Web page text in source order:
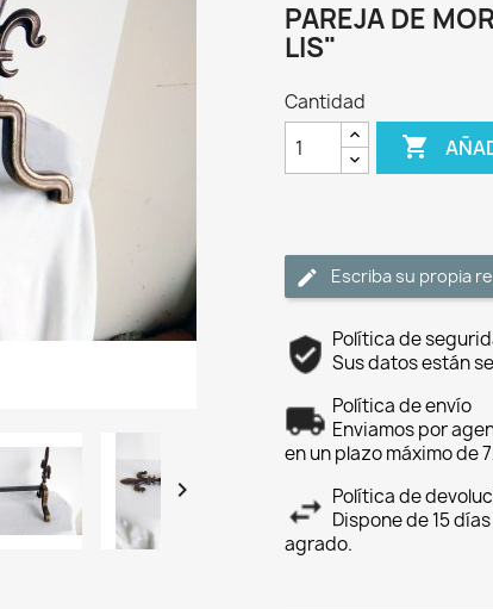

PAREJA DE
LIS"
Cantidad

Escriba su propia
Política de
Sus datos están
Política de envío
Enviamos por
en un plazo máximo de
Política de
Dispone de 15
agrado.